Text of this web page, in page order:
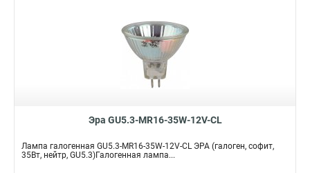
Эра GU5.3-MR16-35W-12V-CL
Лампа галогенная GU5.3-MR16-35W-12V-CL ЭРА (галоген, софит,
35Вт, нейтр, GU5.3)Галогенная лампа...